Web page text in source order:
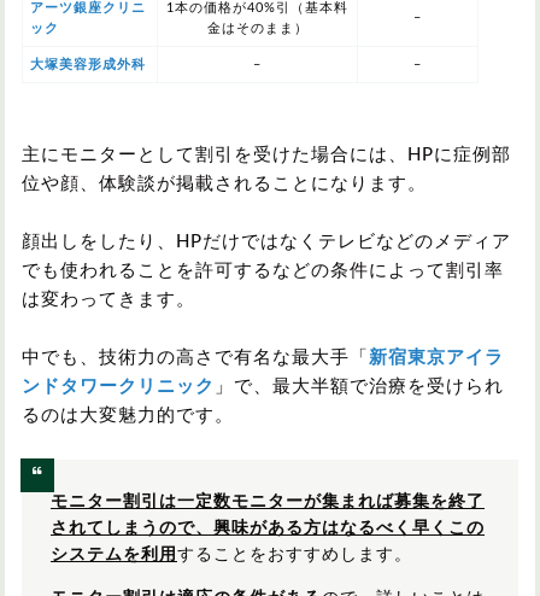
アーツ銀座クリニ
ック
1本の価格が40%引（基本料
金はそのまま）
–
大塚美容形成外科 – –
主にモニターとして割引を受けた場合には、HPに症例部
位や顔、体験談が掲載されることになります。
顔出しをしたり、HPだけではなくテレビなどのメディア
でも使われることを許可するなどの条件によって割引率
は変わってきます。
中でも、技術力の高さで有名な最大手「 新宿東京アイラ
ンドタワークリニック 」で、最大半額で治療を受けられ
るのは大変魅力的です。
モニター割引は一定数モニターが集まれば募集を終了
されてしまうので、興味がある方はなるべく早くこの
システムを利用 することをおすすめします。